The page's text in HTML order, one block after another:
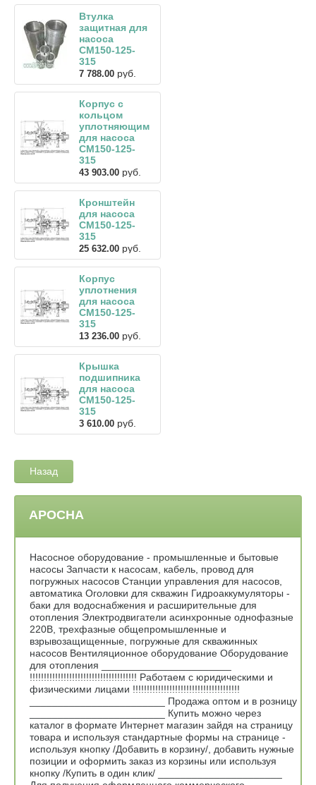
Втулка
защитная для
насоса
СМ150-125-
315
7 788.00 руб.
Корпус с
кольцом
уплотняющим
для насоса
СМ150-125-
315
43 903.00 руб.
Кронштейн
для насоса
СМ150-125-
315
25 632.00 руб.
Корпус
уплотнения
для насоса
СМ150-125-
315
13 236.00 руб.
Крышка
подшипника
для насоса
СМ150-125-
315
3 610.00 руб.
Назад
АРОСНА
Насосное оборудование - промышленные и бытовые
насосы Запчасти к насосам, кабель, провод для
погружных насосов Станции управления для насосов,
автоматика Оголовки для скважин Гидроаккумуляторы -
баки для водоснабжения и расширительные для
отопления Электродвигатели асинхронные однофазные
220В, трехфазные общепромышленные и
взрывозащищенные, погружные для скважинных
насосов Вентиляционное оборудование Оборудование
для отопления _______________________
!!!!!!!!!!!!!!!!!!!!!!!!!!!!!!!!!!!!!! Работаем с юридическими и
физическими лицами !!!!!!!!!!!!!!!!!!!!!!!!!!!!!!!!!!!!!!
________________________ Продажа оптом и в розницу
________________________ Купить можно через
каталог в формате Интернет магазин зайдя на страницу
товара и используя стандартные формы на странице -
используя кнопку /Добавить в корзину/, добавить нужные
позиции и оформить заказ из корзины или используя
кнопку /Купить в один клик/ ______________________